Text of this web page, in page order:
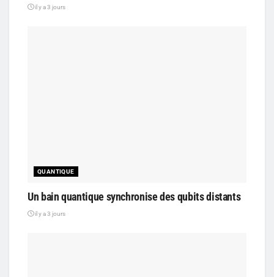
il y a 3 jours
QUANTIQUE
Un bain quantique synchronise des qubits distants
il y a 3 jours